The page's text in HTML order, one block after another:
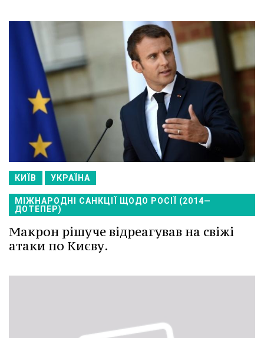
КИЇВ УКРАЇНА
МІЖНАРОДНІ САНКЦІЇ ЩОДО РОСІЇ (2014—
ДОТЕПЕР)
Макрон рішуче відреагував на свіжі
атаки по Києву.